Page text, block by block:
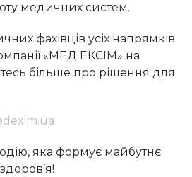
медичних систем.
фахівців усіх напрямків
«МЕД ЕКСІМ» на
більше про рішення для
яка формує майбутнє